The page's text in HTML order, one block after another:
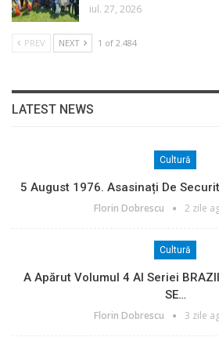
iul. 27, 2026
PREV NEXT 1 of 2.484
LATEST NEWS
Cultură
5 August 1976. Asasinați De
Florin Dobrescu 2 zile
Cultură
A Apărut Volumul 4 Al Seriei BRAZII
SE…
Florin Dobrescu 3 zile